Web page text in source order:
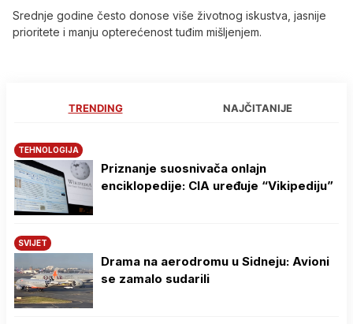
Srednje godine često donose više životnog iskustva, jasnije
prioritete i manju opterećenost tuđim mišljenjem.
TRENDING NAJČITANIJE
TEHNOLOGIJA
Priznanje suosnivača onlajn
enciklopedije: CIA uređuje “Vikipediju”
SVIJET
Drama na aerodromu u Sidneju: Avioni
se zamalo sudarili